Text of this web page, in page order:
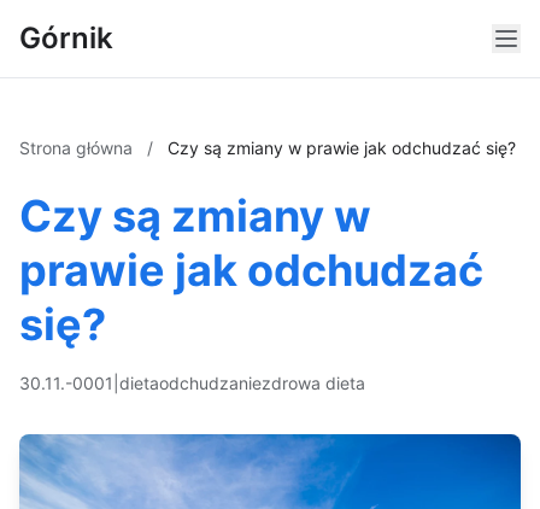
Górnik
Strona główna / Czy są zmiany w prawie jak odchudzać się?
Czy są zmiany w
prawie jak odchudzać
się?
30.11.-0001 dietaodchudzaniezdrowa dieta